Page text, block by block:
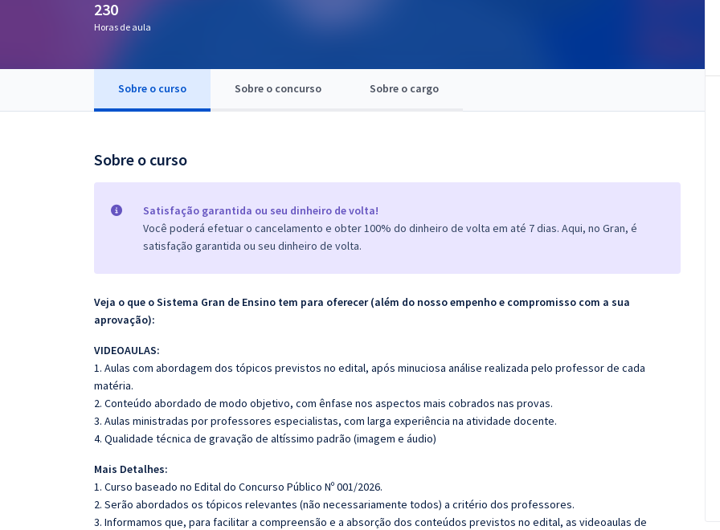
Questões grátis
230
Horas de aula
Sobre o curso Sobre o concurso Sobre o cargo
Sobre o curso
Satisfação garantida ou seu dinheiro de volta!
Você poderá efetuar o cancelamento e obter 100% do dinheiro de volta em até 7 dias. Aqui, no Gran, é
satisfação garantida ou seu dinheiro de volta.
Veja o que o Sistema Gran de Ensino tem para oferecer (além do nosso empenho e compromisso com a sua
aprovação):
VIDEOAULAS:
1. Aulas com abordagem dos tópicos previstos no edital, após minuciosa análise realizada pelo professor de cada
matéria.
2. Conteúdo abordado de modo objetivo, com ênfase nos aspectos mais cobrados nas provas.
3. Aulas ministradas por professores especialistas, com larga experiência na atividade docente.
4. Qualidade técnica de gravação de altíssimo padrão (imagem e áudio)
Mais Detalhes:
1. Curso baseado no Edital do Concurso Público Nº 001/2026.
2. Serão abordados os tópicos relevantes (não necessariamente todos) a critério dos professores.
3. Informamos que, para facilitar a compreensão e a absorção dos conteúdos previstos no edital, as videoaulas de